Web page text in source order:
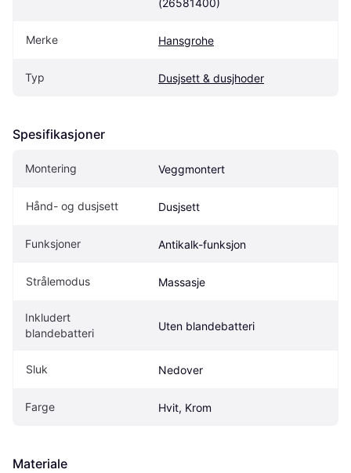
(26581400)
Merke Hansgrohe
Typ Dusjsett & dusjhoder
Spesifikasjoner
Montering Veggmontert
Hånd- og dusjsett Dusjsett
Funksjoner Antikalk-funksjon
Strålemodus Massasje
Inkludert
blandebatteri
Uten blandebatteri
Sluk Nedover
Farge Hvit, Krom
Materiale